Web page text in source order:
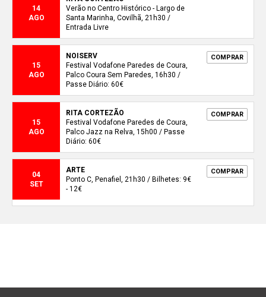
14
AGO
Verão no Centro Histórico - Largo de
Santa Marinha, Covilhã, 21h30 /
Entrada Livre
15
AGO
NOISERV
Festival Vodafone Paredes de Coura,
Palco Coura Sem Paredes, 16h30 /
Passe Diário: 60€
COMPRAR
15
AGO
RITA CORTEZÃO
Festival Vodafone Paredes de Coura,
Palco Jazz na Relva, 15h00 / Passe
Diário: 60€
COMPRAR
04
SET
ARTE
Ponto C, Penafiel, 21h30 / Bilhetes: 9€
- 12€
COMPRAR